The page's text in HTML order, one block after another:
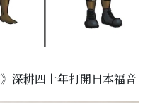
深耕四十年打開日本福音